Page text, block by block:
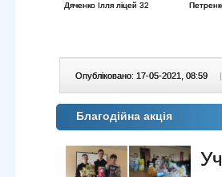
Дяченко Ілля ліцей 32
Опубліковано: 17-05-2021, 08:59 |
Благодійна акція